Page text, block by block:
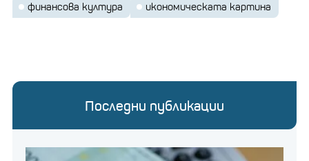
финансова култура
икономическата картина
Последни публикации